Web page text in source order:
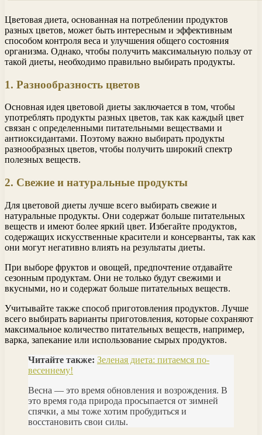
Цветовая диета, основанная на потреблении продуктов
разных цветов, может быть интересным и эффективным
способом контроля веса и улучшения общего состояния
организма. Однако, чтобы получить максимальную пользу от
такой диеты, необходимо правильно выбирать продукты.
1. Разнообразность цветов
Основная идея цветовой диеты заключается в том, чтобы
употреблять продукты разных цветов, так как каждый цвет
связан с определенными питательными веществами и
антиоксидантами. Поэтому важно выбирать продукты
разнообразных цветов, чтобы получить широкий спектр
полезных веществ.
2. Свежие и натуральные продукты
Для цветовой диеты лучше всего выбирать свежие и
натуральные продукты. Они содержат больше питательных
веществ и имеют более яркий цвет. Избегайте продуктов,
содержащих искусственные красители и консерванты, так как
они могут негативно влиять на результаты диеты.
При выборе фруктов и овощей, предпочтение отдавайте
сезонным продуктам. Они не только будут свежими и
вкусными, но и содержат больше питательных веществ.
Учитывайте также способ приготовления продуктов. Лучше
всего выбирать варианты приготовления, которые сохраняют
максимальное количество питательных веществ, например,
варка, запекание или использование сырых продуктов.
Читайте также: Зеленая диета: питаемся по-
весеннему!
Весна — это время обновления и возрождения. В
это время года природа просыпается от зимней
спячки, а мы тоже хотим пробудиться и
восстановить свои силы.